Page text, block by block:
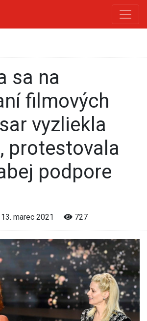
filmových
vyzliekla
protestovala
podpore
13. marec 2021 727